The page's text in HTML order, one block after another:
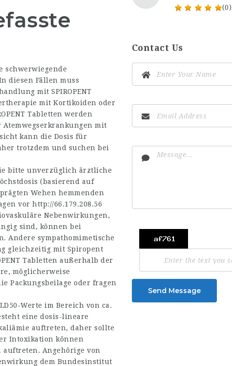
schwerwiegende
diesen Fällen muss
mit SPIROPENT
mit Kortikoiden oder
Tabletten werden
mit
kann die Dosis für
trotzdem und suchen bei
bitte unverzüglich ärztliche
(basierend auf
Wehen hemmenden
vor http://66.179.208.56
Nebenwirkungen,
sind, können bei
Andere sympathomimetische
gleichzeitig mit Spiropent
Tabletten außerhalb der
möglicherweise
Packungsbeilage oder fragen
Werte im Bereich von ca.
eine dosis-lineare
auftreten, daher sollte
Intoxikation können
Angehörige von
dem Bundesinstitut
(0)
Contact Us
Send Message